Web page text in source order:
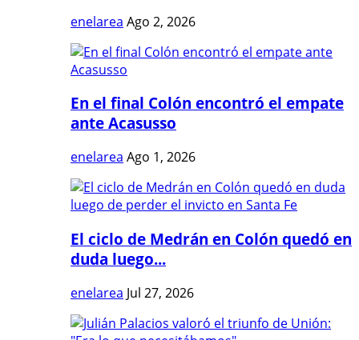
enelarea Ago 2, 2026
En el final Colón encontró el empate
ante Acasusso
enelarea Ago 1, 2026
El ciclo de Medrán en Colón quedó en
duda luego...
enelarea Jul 27, 2026